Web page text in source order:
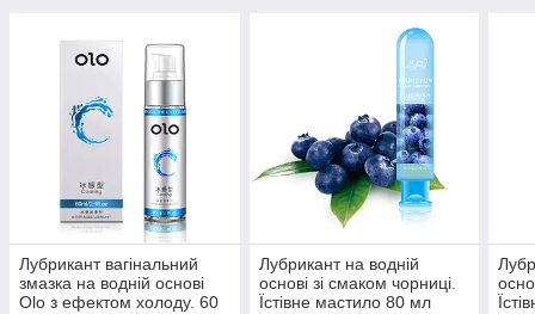
Лубрикант вагінальний
змазка на водній основі
Olo з ефектом холоду. 60
Лубрикант на водній
основі зі смаком чорниці.
Їстівне мастило 80 мл